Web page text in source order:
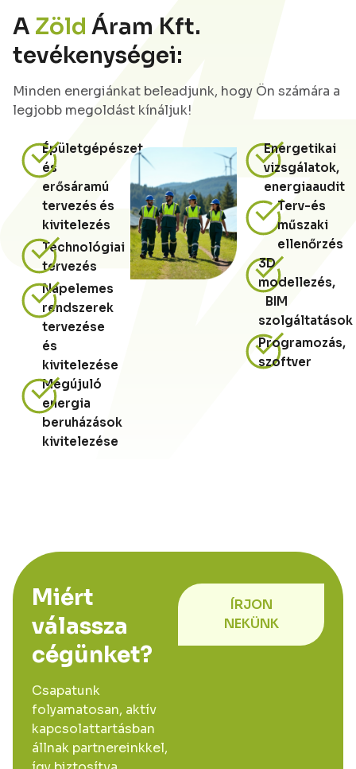
A Zöld Áram Kft.
tevékenységei:
Minden energiánkat beleadjunk, hogy Ön számára a
legjobb megoldást kínáljuk!
Épületgépészet
és
erősáramú
tervezés és
kivitelezés
Technológiai
tervezés
Napelemes
rendszerek
tervezése
és
kivitelezése
Megújuló
energia
beruházások
kivitelezése
Energetikai
vizsgálatok,
energiaaudit
Terv-és
műszaki
ellenőrzés
3D
modellezés,
BIM
szolgáltatások
Programozás,
szoftver
Miért
válassza
cégünket?
Csapatunk
folyamatosan, aktív
kapcsolattartásban
állnak partnereinkkel,
ÍRJON
NEKÜNK